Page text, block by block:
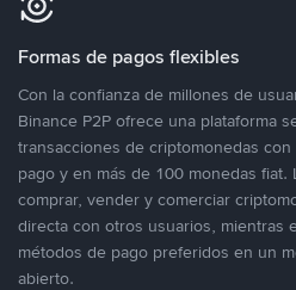
Formas de pagos flexibles
Con la confianza de millones de
Binance P2P ofrece una plataforma
transacciones de criptomonedas
pago y en más de 100 monedas fiat.
comprar, vender y comerciar
directa con otros usuarios, mientras
métodos de pago preferidos en un
abierto.